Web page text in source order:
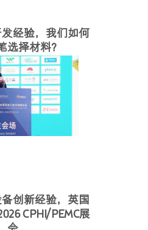
经验，我们如何
选择材料？
创新经验，英国
CPHI/PEMC展